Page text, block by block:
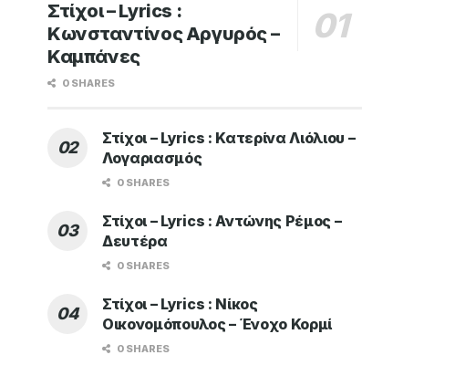
Στίχοι – Lyrics :
Κωνσταντίνος Αργυρός –
Καμπάνες
0 SHARES
Στίχοι – Lyrics : Κατερίνα Λιόλιου –
Λογαριασμός
0 SHARES
Στίχοι – Lyrics : Αντώνης Ρέμος –
Δευτέρα
0 SHARES
Στίχοι – Lyrics : Νίκος
Οικονομόπουλος – Ένοχο Κορμί
0 SHARES